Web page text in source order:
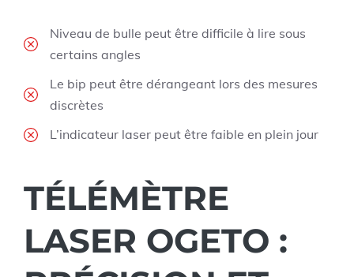
Niveau de bulle peut être difficile à lire sous
certains angles
Le bip peut être dérangeant lors des mesures
discrètes
L’indicateur laser peut être faible en plein jour
TÉLÉMÈTRE
LASER OGETO :